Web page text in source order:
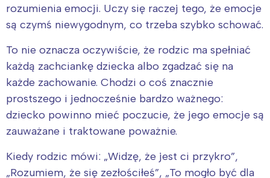
rozumienia emocji. Uczy się raczej tego, że emocje
są czymś niewygodnym, co trzeba szybko schować.
To nie oznacza oczywiście, że rodzic ma spełniać
każdą zachciankę dziecka albo zgadzać się na
każde zachowanie. Chodzi o coś znacznie
prostszego i jednocześnie bardzo ważnego:
dziecko powinno mieć poczucie, że jego emocje są
zauważane i traktowane poważnie.
Kiedy rodzic mówi: „Widzę, że jest ci przykro”,
„Rozumiem, że się zezłościłeś”, „To mogło być dla